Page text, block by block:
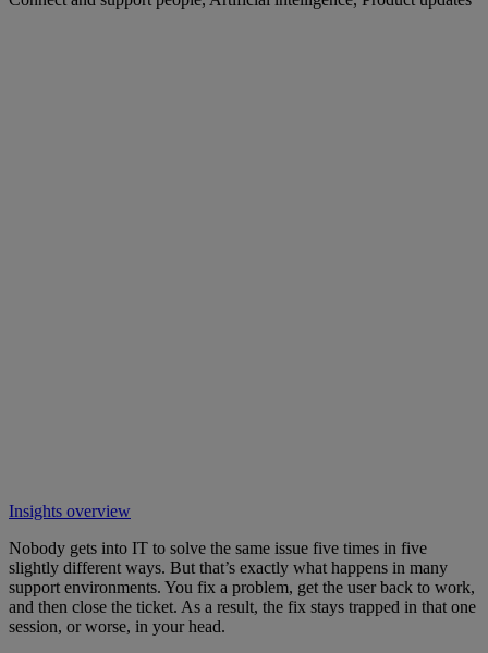
Insights overview
Nobody gets into IT to solve the same issue five times in five
slightly different ways. But that’s exactly what happens in many
support environments. You fix a problem, get the user back to work,
and then close the ticket. As a result, the fix stays trapped in that one
session, or worse, in your head.